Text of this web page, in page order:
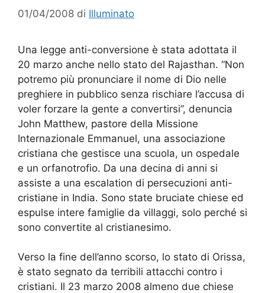
01/04/2008 di Illuminato
Una legge anti-conversione è stata adottata il
20 marzo anche nello stato del Rajasthan. “Non
potremo più pronunciare il nome di Dio nelle
preghiere in pubblico senza rischiare l’accusa di
voler forzare la gente a convertirsi”, denuncia
John Matthew, pastore della Missione
Internazionale Emmanuel, una associazione
cristiana che gestisce una scuola, un ospedale
e un orfanotrofio. Da una decina di anni si
assiste a una escalation di persecuzioni anti-
cristiane in India. Sono state bruciate chiese ed
espulse intere famiglie da villaggi, solo perché si
sono convertite al cristianesimo.
Verso la fine dell’anno scorso, lo stato di Orissa,
è stato segnato da terribili attacchi contro i
cristiani. Il 23 marzo 2008 almeno due chiese